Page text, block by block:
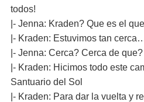
todos!
|- Jenna: Kraden? Que es el
|- Kraden: Estuvimos tan
|- Jenna: Cerca? Cerca de que?
|- Kraden: Hicimos todo este
Santuario del Sol
|- Kraden: Para dar la vuelta y